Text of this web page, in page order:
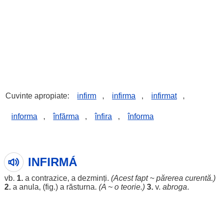
Cuvinte apropiate: infirm , infirma , infirmat ,
informa , înfărma , înfira , înforma
INFIRMÁ
vb. 1.a contrazice, a dezminți. (Acestfapt~ părerea curentă.)
2.a anula, (fig.) a răsturna. (A ~ o teorie.) 3.v. abroga.